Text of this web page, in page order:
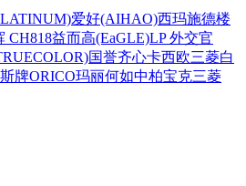
爱好(AIHAO)西玛施德楼
CH818益而高(EaGLE)LP 外交官
国誉齐心卡西欧三菱白
牌ORICO玛丽何如中柏宝克三菱